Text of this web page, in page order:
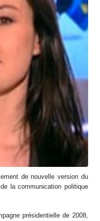
de nouvelle version du
la communication politique
présidentielle de 2008,